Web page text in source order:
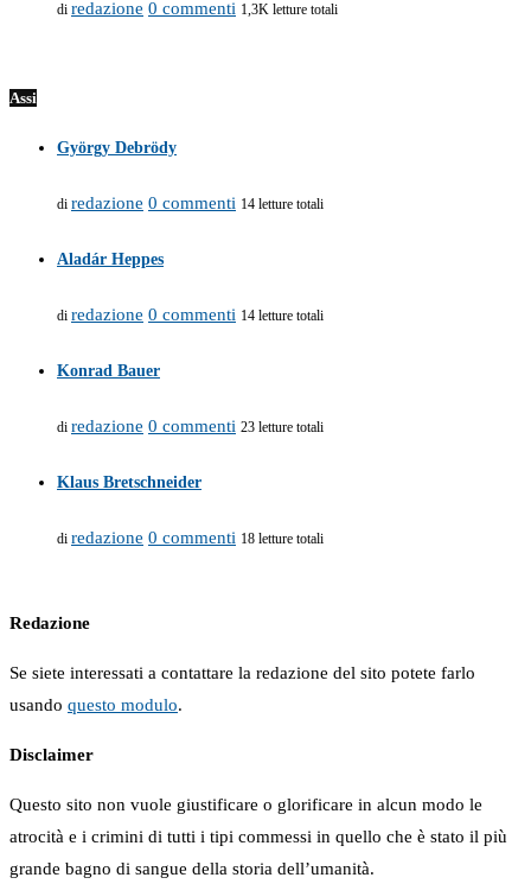
di redazione 0 commenti 1,3K letture totali
Assi
György Debrödy
di redazione 0 commenti 14 letture totali
Aladár Heppes
di redazione 0 commenti 14 letture totali
Konrad Bauer
di redazione 0 commenti 23 letture totali
Klaus Bretschneider
di redazione 0 commenti 18 letture totali
Redazione
Se siete interessati a contattare la redazione del sito potete farlo
usando questo modulo.
Disclaimer
Questo sito non vuole giustificare o glorificare in alcun modo le
atrocità e i crimini di tutti i tipi commessi in quello che è stato il più
grande bagno di sangue della storia dell’umanità.